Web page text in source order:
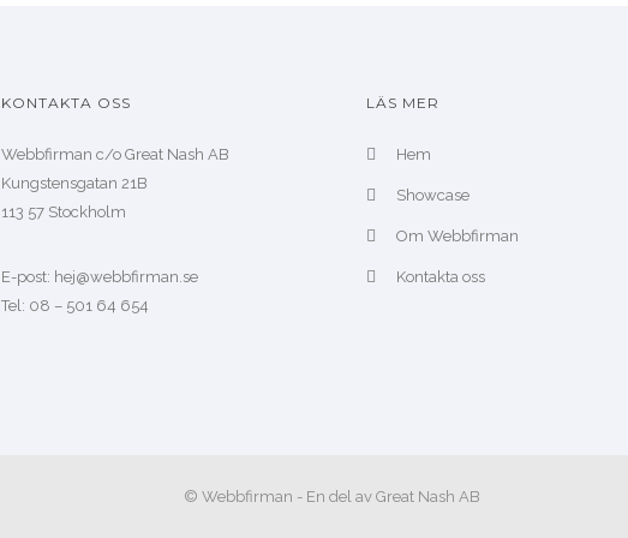
KONTAKTA OSS
Webbfirman c/o Great Nash AB
Kungstensgatan 21B
113 57 Stockholm
E-post: hej@webbfirman.se
Tel: 08 – 501 64 654
LÄS MER
Hem
Showcase
Om Webbfirman
Kontakta oss
© Webbfirman - En del av Great Nash AB